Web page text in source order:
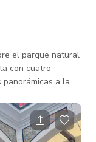
el parque natural
con cuatro
a la
ambiente
muchas flores.